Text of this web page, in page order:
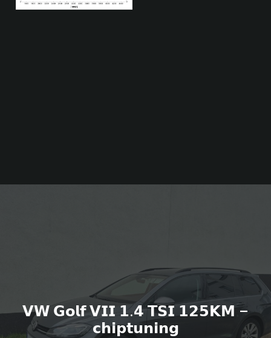
𝗩𝗪 𝗚𝗼𝗹𝗳 𝗩𝗜𝗜 𝟭.𝟰 𝗧𝗦𝗜 𝟭𝟮𝟱𝗞𝗠 –
𝗰𝗵𝗶𝗽𝘁𝘂𝗻𝗶𝗻𝗴